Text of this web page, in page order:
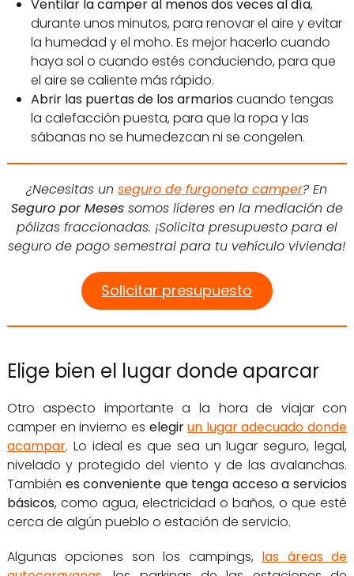
Ventilar la camper al menos dos veces al día,
durante unos minutos, para renovar el aire y evitar
la humedad y el moho. Es mejor hacerlo cuando
haya sol o cuando estés conduciendo, para que
el aire se caliente más rápido.
Abrir las puertas de los armarioscuando tengas
la calefacción puesta, para que la ropa y las
sábanas no se humedezcan ni se congelen.
¿Necesitas unseguro de furgoneta camper? En
Seguro por Mesessomos líderes en la mediación de
pólizas fraccionadas. ¡Solicita presupuesto para el
seguro de pago semestral para tu vehículo vivienda!
Solicitar presupuesto
Elige bien el lugar donde aparcar
Otro aspecto importante a la hora de viajar con
camper en invierno es elegirun lugar adecuado donde
acampar. Lo ideal es que sea un lugar seguro, legal,
nivelado y protegido del viento y de las avalanchas.
También es conveniente que tenga acceso a servicios
básicos, como agua, electricidad o baños, o que esté
cerca de algún pueblo o estación de servicio.
Algunas opciones son los campings, las áreas de